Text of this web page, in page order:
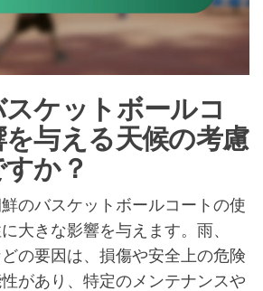
ケットボールコ
与える天候の考慮
か？
のバスケットボールコートの使
大きな影響を与えます。雨、
の要因は、損傷や安全上の危険
があり、特定のメンテナンスや